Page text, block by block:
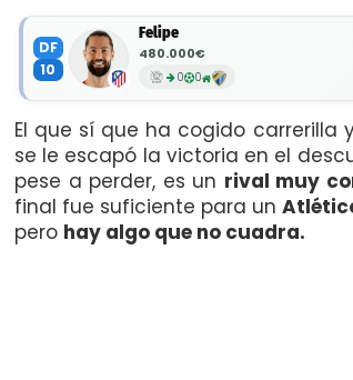
DF
10
Felipe
480.000€
0 0
El que sí que ha cogido
se le escapó la victoria en el
pese a perder, es un rival muy
final fue suficiente para un
pero hay algo que no cuadra.